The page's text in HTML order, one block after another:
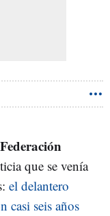
Federación
que se venía
el delantero
casi seis años